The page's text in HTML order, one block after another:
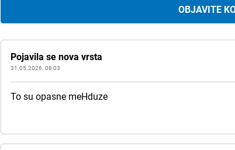
OBJAVITE
Pojavila se nova vrsta
31.05.2026. 08:03
To su opasne meHduze